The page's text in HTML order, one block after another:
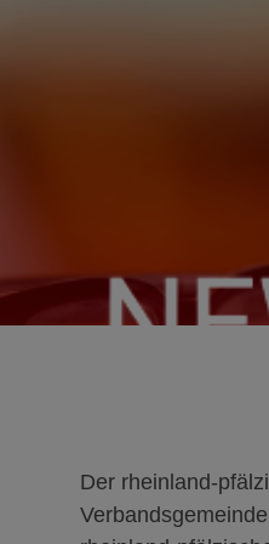
Der rheinland-